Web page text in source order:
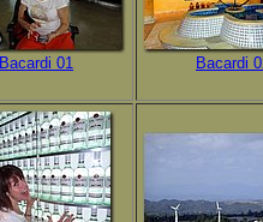
Bacardi 01 Bacardi